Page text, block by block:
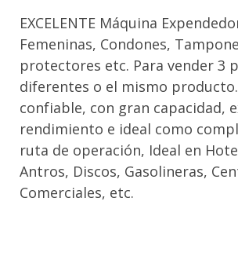
EXCELENTE Máquina
Femeninas, Condones,
protectores etc. Para vender 3
diferentes o el mismo
confiable, con gran capacidad,
rendimiento e ideal como
ruta de operación, Ideal en
Antros, Discos, Gasolineras,
Comerciales, etc.